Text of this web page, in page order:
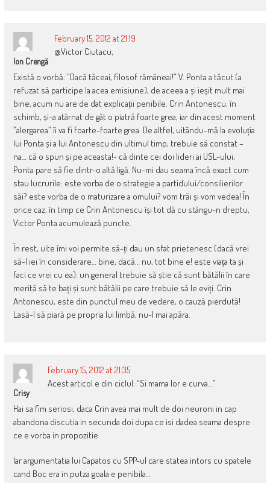
Ion Crengă
February 15, 2012 at 21:19
@Victor Ciutacu,
Există o vorbă: ”Dacă tăceai, filosof rămâneai!” V. Ponta a tăcut (a
refuzat să participe la acea emisiune), de aceea a și ieșit mult mai
bine, acum nu are de dat explicații penibile. Crin Antonescu, în
schimb, și-a atârnat de gât o piatră foarte grea, iar din acest moment
”alergarea” îi va fi foarte-foarte grea. De altfel, uitându-mă la evoluția
lui Ponta și a lui Antonescu din ultimul timp, trebuie să constat –
na… că o spun și pe aceasta!- că dinte cei doi lideri ai USL-ului,
Ponta pare să fie dintr-o altă ligă. Nu-mi dau seama încă exact cum
stau lucrurile: este vorba de o strategie a partidului/consilierilor
săi? este vorba de o maturizare a omului? vom trăi și vom vedea! În
orice caz, în timp ce Crin Antonescu își tot dă cu stângu-n dreptu,
Victor Ponta acumulează puncte.
În rest, uite îmi voi permite să-ți dau un sfat prietenesc (dacă vrei
să-l iei în considerare… bine, dacă… nu, tot bine e! este viața ta și
faci ce vrei cu ea): un general trebuie să știe că sunt bătălii în care
merită să te bați și sunt bătălii pe care trebuie să le eviți. Crin
Antonescu, este din punctul meu de vedere, o cauză pierdută!
Lasă-l să piară pe propria lui limbă, nu-l mai apăra.
Crisy
February 15, 2012 at 21:35
Acest articol e din ciclul: “Si mama lor e curva…”
Hai sa fim seriosi, daca Crin avea mai mult de doi neuroni in cap
abandona discutia in secunda doi dupa ce isi dadea seama despre
ce e vorba in propozitie.
Iar argumentatia lui Capatos cu SPP-ul care statea intors cu spatele
cand Boc era in putza goala e penibila…